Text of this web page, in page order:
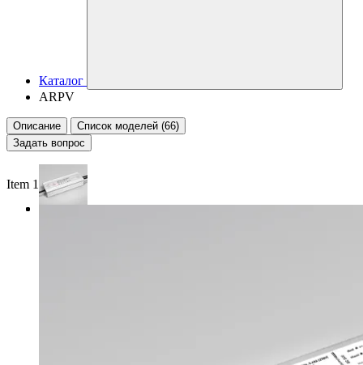
Каталог
ARPV
Описание
Список моделей (66)
Задать вопрос
Item 1 of 3